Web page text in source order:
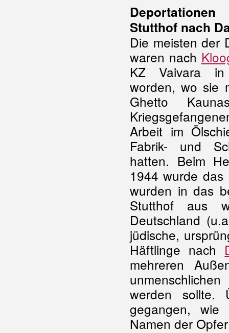
Stutthof nach
Die meisten der
waren nach
KZ Vaivara in
worden, wo sie
Ghetto
Arbeit im
Fabrik- und
hatten. Beim
1944 wurde das
wurden in das
Stutthof aus
Deutschland
jüdische,
Häftlinge nach
mehreren
werden sollte.
gegangen, wie
Namen der